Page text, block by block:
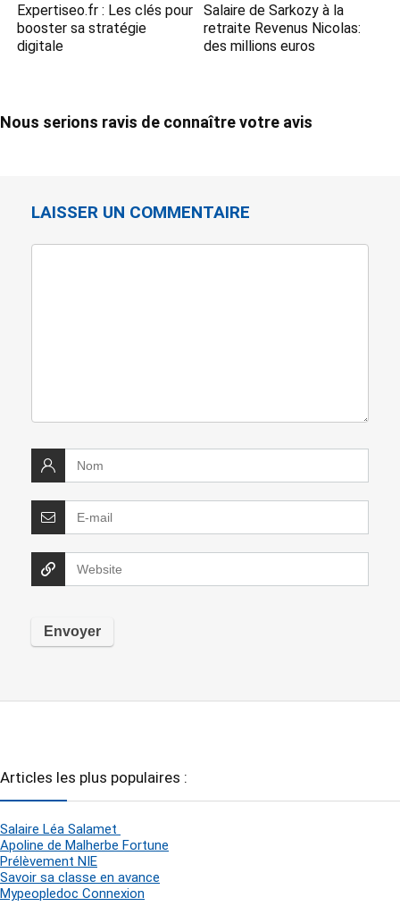
Expertiseo.fr​ : Les clés pour
booster sa stratégie
digitale
Salaire de Sarkozy à la
retraite Revenus Nicolas:
des millions euros
Nous serions ravis de connaître votre avis
LAISSER UN COMMENTAIRE
Articles les plus populaires :
Salaire Léa Salamet
Apoline de Malherbe Fortune
Prélèvement NIE
Savoir sa classe en avance
Mypeopledoc Connexion